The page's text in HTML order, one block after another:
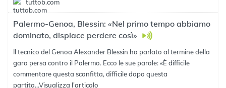
tuttob.com
Palermo-Genoa, Blessin: «Nel primo tempo abbiamo
dominato, dispiace perdere così»
Il tecnico del Genoa Alexander Blessin ha parlato al termine della
gara persa contro il Palermo. Ecco le sue parole: «È difficile
commentare questa sconfitta, difficile dopo questa
partita...Visualizza l'articolo